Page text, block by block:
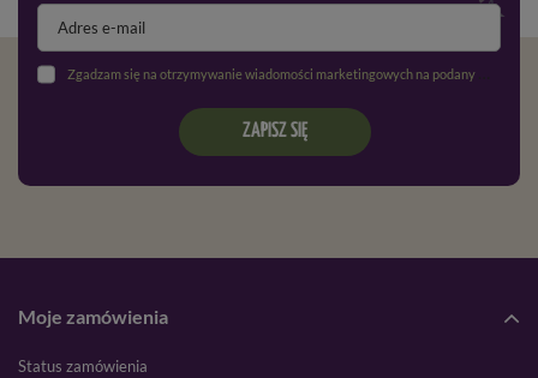
Zgadzam się na otrzymywanie wiadomości marketingowych na podany adres e-mail oraz przetwarzanie danych osobowych zgodnie z
ZAPISZ SIĘ
Moje zamówienia
Status zamówienia